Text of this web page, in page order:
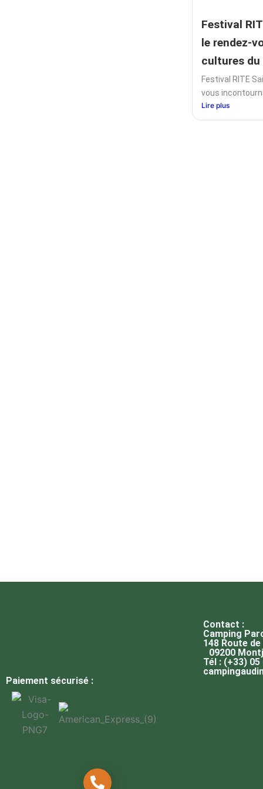
Festival
le rendez-
cultures du
Festival RITE
vous
Lire plus
Paiement sécurisé :
Contact :
Camping
148 Route
09200
Tél : (+33) 05
05 61 66 44 50